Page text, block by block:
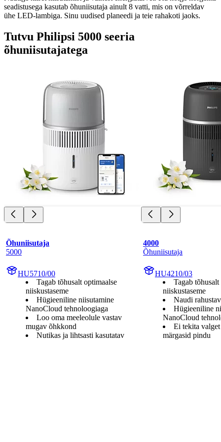
seadistusega kasutab õhuniisutaja ainult 8 vatti, mis on võrreldav
ühe LED-lambiga. Sinu uudised planeedi ja teie rahakoti jaoks.
Tutvu Philipsi 5000 seeria
õhuniisutajatega​
Õhuniisutaja
5000
HU5710/00
Tagab tõhusalt optimaalse
niiskustaseme
Hügieeniline niisutamine
NanoCloud tehnoloogiaga
Loo oma meeleolule vastav
mugav õhkkond
Nutikas ja lihtsasti kasutatav
4000
Õhuniisutaja
HU4210/03
Tagab
niiskustaseme
Naudi
Hügieeniline
NanoCloud
Ei tekita
märgasid pindu